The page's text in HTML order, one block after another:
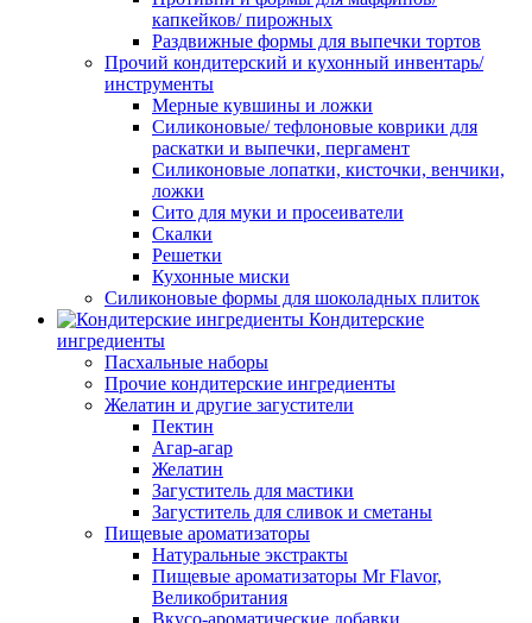
капкейков/ пирожных
Раздвижные формы для выпечки тортов
Прочий кондитерский и кухонный инвентарь/
инструменты
Мерные кувшины и ложки
Силиконовые/ тефлоновые коврики для
раскатки и выпечки, пергамент
Силиконовые лопатки, кисточки, венчики,
ложки
Сито для муки и просеиватели
Скалки
Решетки
Кухонные миски
Силиконовые формы для шоколадных плиток
Кондитерские
ингредиенты
Пасхальные наборы
Прочие кондитерские ингредиенты
Желатин и другие загустители
Пектин
Агар-агар
Желатин
Загуститель для мастики
Загуститель для сливок и сметаны
Пищевые ароматизаторы
Натуральные экстракты
Пищевые ароматизаторы Mr Flavor,
Великобритания
Вкусо-ароматические добавки